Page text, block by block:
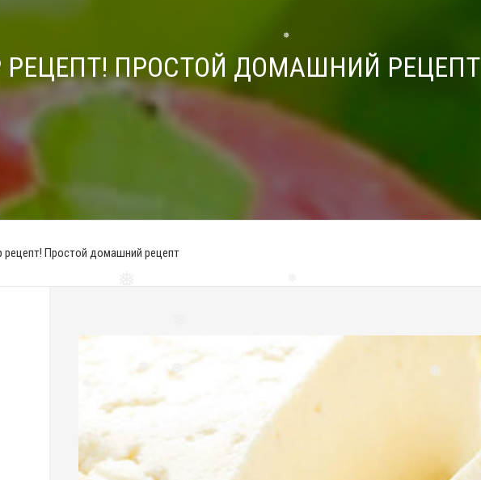
❅
❅
❅
❅
❅
ПРОСТОЙ ДОМАШНИЙ РЕЦЕПТ
Простой домашний рецепт